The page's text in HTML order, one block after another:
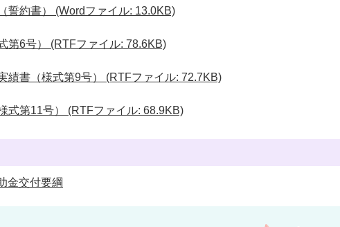
誓約書） (Wordファイル: 13.0KB)
第6号） (RTFファイル: 78.6KB)
績書（様式第9号） (RTFファイル: 72.7KB)
式第11号） (RTFファイル: 68.9KB)
金交付要綱